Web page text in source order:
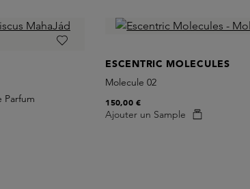
Parfum
ESCENTRIC MOLECULES
Molecule 02
Ajouter un Sample
150,00 €